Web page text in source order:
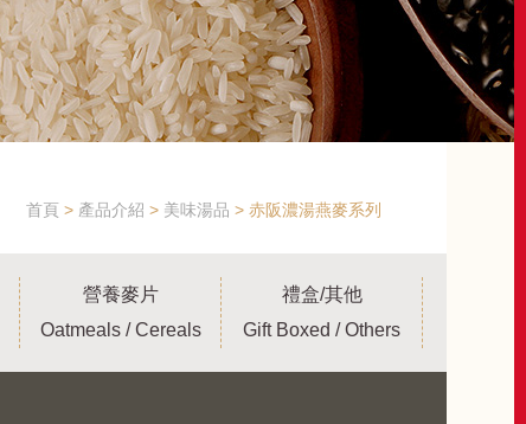
首頁 產品介紹 美味湯品 赤阪濃湯燕麥系列
營養麥片
Oatmeals / Cereals
禮盒/其他
Gift Boxed / Others